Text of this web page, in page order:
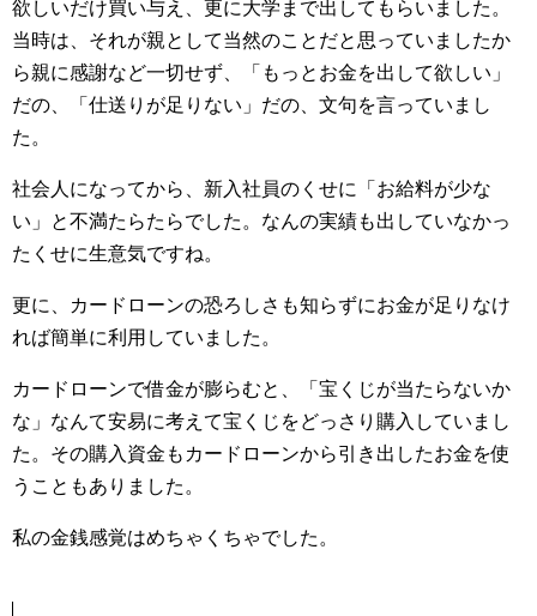
欲しいだけ買い与え、更に大学まで出してもらいました。
当時は、それが親として当然のことだと思っていましたか
ら親に感謝など一切せず、「もっとお金を出して欲しい」
だの、「仕送りが足りない」だの、文句を言っていまし
た。
社会人になってから、新入社員のくせに「お給料が少な
い」と不満たらたらでした。なんの実績も出していなかっ
たくせに生意気ですね。
更に、カードローンの恐ろしさも知らずにお金が足りなけ
れば簡単に利用していました。
カードローンで借金が膨らむと、「宝くじが当たらないか
な」なんて安易に考えて宝くじをどっさり購入していまし
た。その購入資金もカードローンから引き出したお金を使
うこともありました。
私の金銭感覚はめちゃくちゃでした。